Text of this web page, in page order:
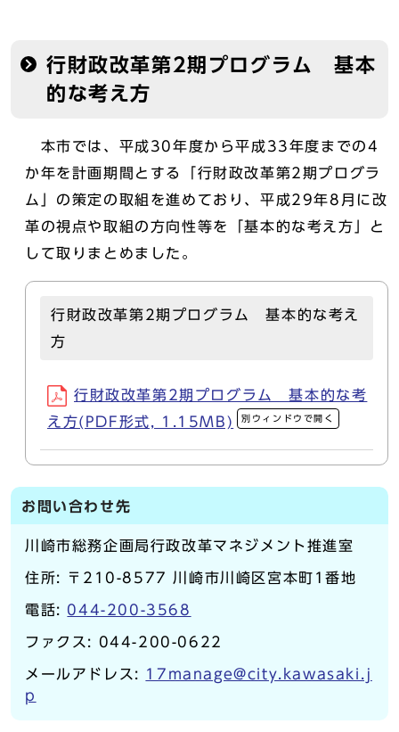
行財政改革第2期プログラム 基本
的な考え方
本市では、平成30年度から平成33年度までの4
か年を計画期間とする「行財政改革第2期プログラ
ム」の策定の取組を進めており、平成29年8月に改
革の視点や取組の方向性等を「基本的な考え方」と
して取りまとめました。
行財政改革第2期プログラム 基本的な考え
方
行財政改革第2期プログラム 基本的な考
え方(PDF形式, 1.15MB)
別ウィンドウで開く
お問い合わせ先
川崎市総務企画局行政改革マネジメント推進室
住所: 〒210-8577 川崎市川崎区宮本町1番地
電話: 044-200-3568
ファクス: 044-200-0622
メールアドレス: 17manage@city.kawasaki.j
p